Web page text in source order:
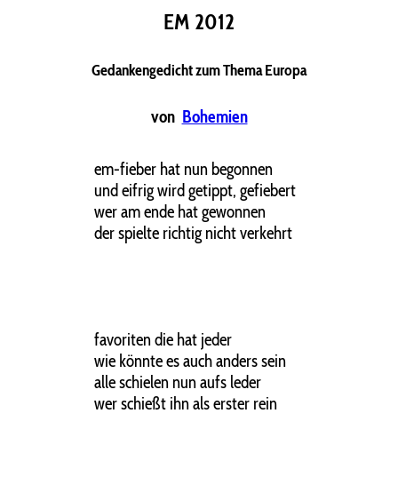
EM 2012
Gedankengedicht zum Thema Europa
von Bohemien
em-fieber hat nun begonnen
und eifrig wird getippt, gefiebert
wer am ende hat gewonnen
der spielte richtig nicht verkehrt
favoriten die hat jeder
wie könnte es auch anders sein
alle schielen nun aufs leder
wer schießt ihn als erster rein